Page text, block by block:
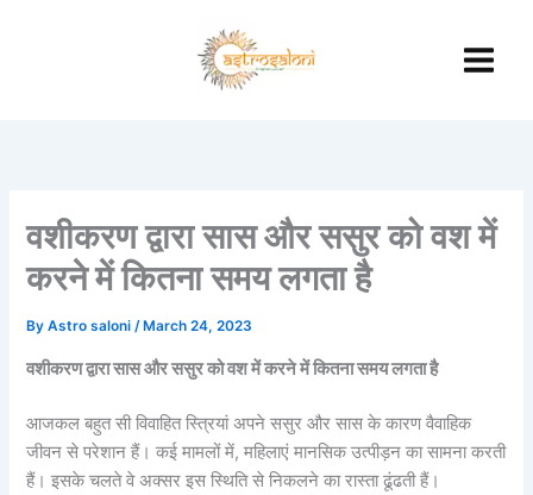
वशीकरण द्वारा सास और ससुर को वश में
करने में कितना समय लगता है
ByAstro saloni/ March 24, 2023
वशीकरण द्वारा सास और ससुर को वश में करने में कितना समय लगता है
आजकल बहुत सी विवाहित स्त्रियां अपने ससुर और सास के कारण वैवाहिक
जीवन से परेशान हैं। कई मामलों में, महिलाएं मानसिक उत्पीड़न का सामना करती
हैं। इसके चलते वे अक्सर इस स्थिति से निकलने का रास्ता ढूंढती हैं।